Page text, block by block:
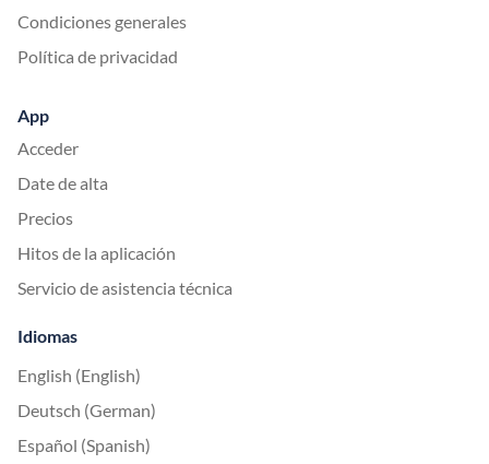
Condiciones generales
Política de privacidad
App
Acceder
Date de alta
Precios
Hitos de la aplicación
Servicio de asistencia técnica
Idiomas
English (English)
Deutsch (German)
Español (Spanish)